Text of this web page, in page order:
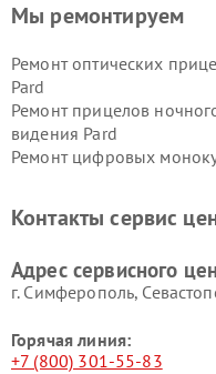
Мы ремонтируем
Ремонт оптических
Pard
Ремонт прицелов
видения Pard
Ремонт цифровых
Контакты сервис
Адрес сервисного
г. Симферополь,
Горячая линия:
+7 (800) 301-55-83